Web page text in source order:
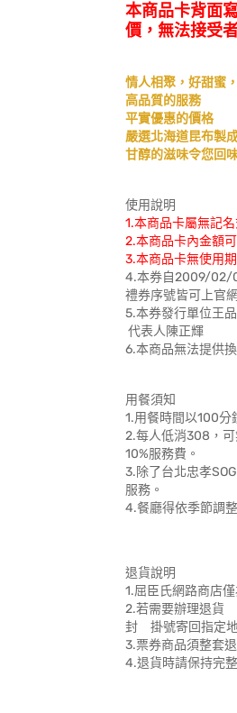
本商品卡背面
價，無法接受
情人相聚，好甜蜜
高品質的服務
平實優惠的價格
嚴選北海道昆布製
甘醇的滋味令您回
使用說明
1.本商品卡屬無記
2.本商品卡內金額
3.本商品卡無使用
4.本券自2009/02/
禮券序號皆可上官
5.本券發行單位王
代表人陳正輝
6.本商品無法提供
用餐須知
1.用餐時間以100分
2.每人低消308，
10%服務費。
3.除了台北忠孝
服務。
4.餐廳得依季節調
退貨說明
1.屈臣氏網路商店
2.若需要辦理退貨
封 掛號寄回指定地
3.票券商品須整套
4.退貨時請保持完